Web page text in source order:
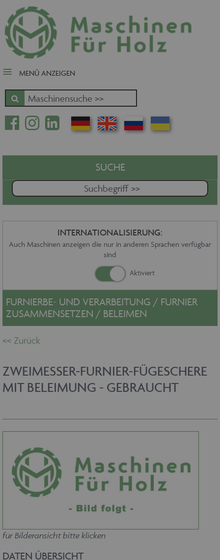
close Submenü
Nach Fertigungsschwerpunkt
Schnäppchen
Zuschnitt - Sägen
Kantenbearbeitung
Fräsen - Bohren - Hobeln - CNC
Oberfläche
Massivholz
Handling - Transportieren -
Stapeln - Verpacken etc.
Absaugen - Versorgen -
Service
Kontakt
Impressum
Datenschutz
MENÜ ANZEIGEN
SUCHE
INTERNATIONALISIERUNG:
Auch Maschinen anzeigen die nur in anderen Sprachen verfügbar
sind
FURNIERBE- UND VERARBEITUNG / FURNIER
ZUSAMMENSETZEN / BELEIMEN
ZWEIMESSER-FURNIER-FÜGESCHERE
MIT BELEIMUNG - GEBRAUCHT
für Bilderansicht bitte klicken
DATEN ÜBERSICHT